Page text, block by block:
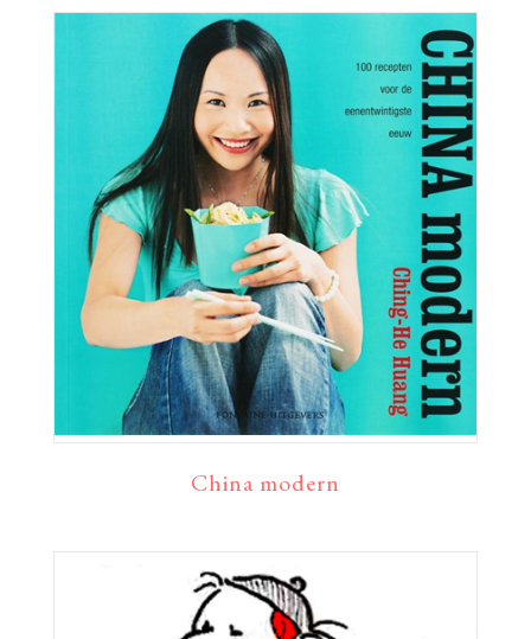
China modern